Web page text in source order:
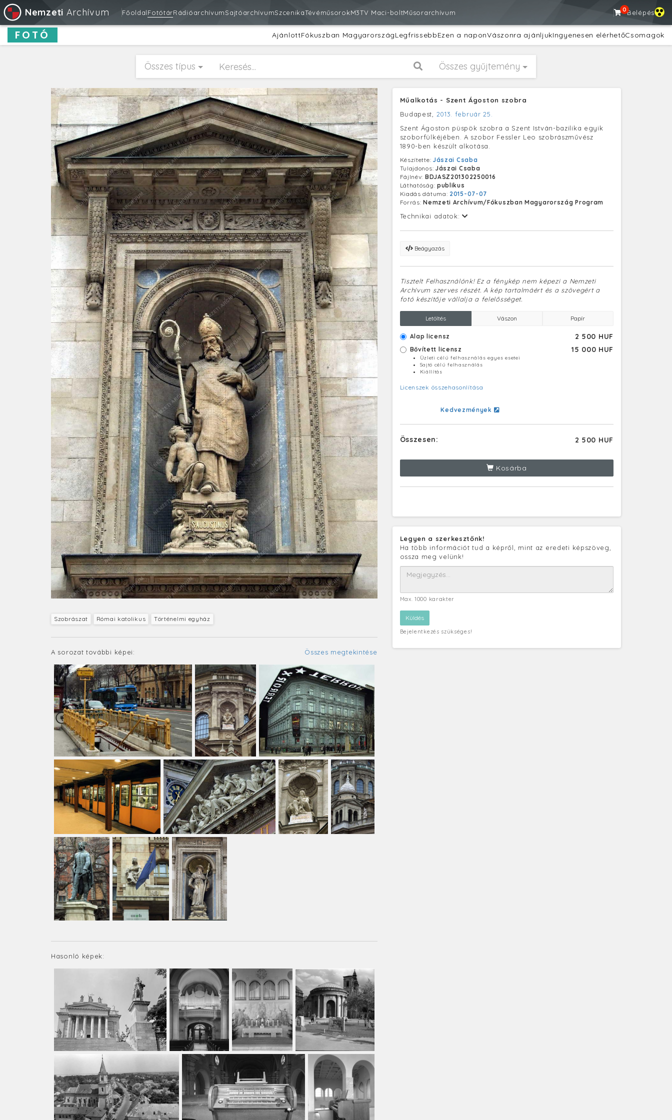
Nemzeti Archívum FőoldalFotótárRádióarchívumSajtóarchívumSzcenikaTévéműsorokM3TV Maci-boltMűsorarchívum 0Belépés
FOTÓ AjánlottFókuszban MagyarországLegfrissebbEzen a naponVászonra ajánljukIngyenesen elérhetőCsomagok
Összes típus Összes gyűjtemény
Szobrászat Római katolikus Történelmi egyház
A sorozat további képei: Összes megtekintése
Hasonló képek:
Műalkotás - Szent Ágoston szobra
Budapest, 2013. február 25.
Szent Ágoston püspök szobra a Szent István-bazilika egyik
szoborfülkéjében. A szobor Fessler Leo szobrászművész
1890-ben készült alkotása.
Készítette: Jászai Csaba
Tulajdonos: Jászai Csaba
Fájlnév: BDJASZ201302250016
Láthatóság: publikus
Kiadás dátuma: 2015-07-07
Forrás:Nemzeti Archívum/Fókuszban Magyarország Program
Technikai adatok:
Beágyazás
Tisztelt Felhasználónk! Ez a fénykép nem képezi a Nemzeti
Archívum szerves részét. A kép tartalmáért és a szövegért a
fotó készítője vállalja a felelősséget.
Letöltés Vászon Papír
Alap licensz 2 500 HUF
Bővített licensz 15 000 HUF
Üzleti célú felhasználás egyes esetei
Sajtó célú felhasználás
Kiállítás
Licenszek összehasonlítása
Kedvezmények
Összesen: 2 500 HUF
Kosárba
Legyen a szerkesztőnk!
Ha több információt tud a képről, mint az eredeti képszöveg,
ossza meg velünk!
Max. 1000 karakter
Bejelentkezés szükséges!